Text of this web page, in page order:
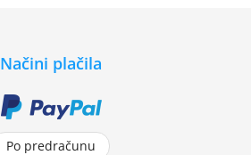
Načini plačila
Po predračunu